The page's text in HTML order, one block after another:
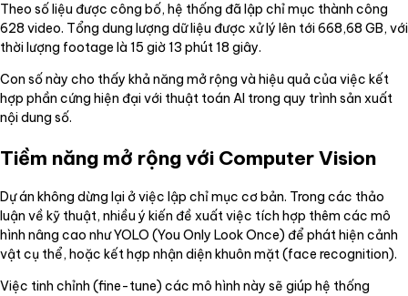
Theo số liệu được công bố, hệ thống đã lập chỉ mục thành công
628 video. Tổng dung lượng dữ liệu được xử lý lên tới 668,68 GB, với
thời lượng footage là 15 giờ 13 phút 18 giây.
Con số này cho thấy khả năng mở rộng và hiệu quả của việc kết
hợp phần cứng hiện đại với thuật toán AI trong quy trình sản xuất
nội dung số.
Tiềm năng mở rộng với Computer Vision
Dự án không dừng lại ở việc lập chỉ mục cơ bản. Trong các thảo
luận về kỹ thuật, nhiều ý kiến đề xuất việc tích hợp thêm các mô
hình nâng cao như YOLO (You Only Look Once) để phát hiện cảnh
vật cụ thể, hoặc kết hợp nhận diện khuôn mặt (face recognition).
Việc tinh chỉnh (fine-tune) các mô hình này sẽ giúp hệ thống